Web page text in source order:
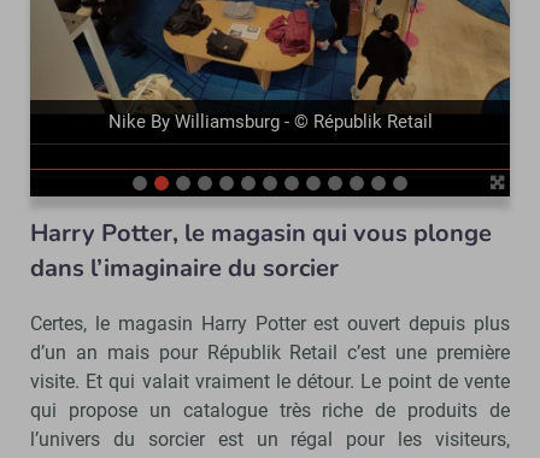
Nike By Williamsburg - © Républik Retail
Harry Potter, le magasin qui vous plonge
dans l’imaginaire du sorcier
Certes, le magasin Harry Potter est ouvert depuis plus
d’un an mais pour Républik Retail c’est une première
visite. Et qui valait vraiment le détour. Le point de vente
qui propose un catalogue très riche de produits de
l’univers du sorcier est un régal pour les visiteurs,